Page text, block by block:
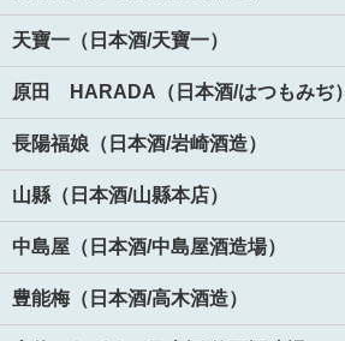
天寶一（日本酒/天寶一）
原田 HARADA（日本酒/はつもみぢ）
長陽福娘（日本酒/岩崎酒造）
山縣（日本酒/山縣本店）
中島屋（日本酒/中島屋酒造場）
豊能梅（日本酒/高木酒造）